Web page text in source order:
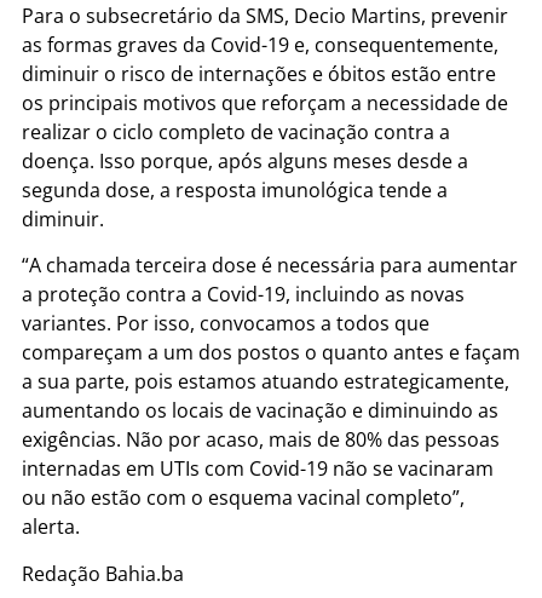
Para o subsecretário da SMS, Decio Martins, prevenir
as formas graves da Covid-19 e, consequentemente,
diminuir o risco de internações e óbitos estão entre
os principais motivos que reforçam a necessidade de
realizar o ciclo completo de vacinação contra a
doença. Isso porque, após alguns meses desde a
segunda dose, a resposta imunológica tende a
diminuir.
“A chamada terceira dose é necessária para aumentar
a proteção contra a Covid-19, incluindo as novas
variantes. Por isso, convocamos a todos que
compareçam a um dos postos o quanto antes e façam
a sua parte, pois estamos atuando estrategicamente,
aumentando os locais de vacinação e diminuindo as
exigências. Não por acaso, mais de 80% das pessoas
internadas em UTIs com Covid-19 não se vacinaram
ou não estão com o esquema vacinal completo”,
alerta.
Redação Bahia.ba